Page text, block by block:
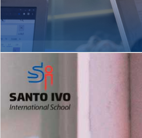
Matrículas Abertas 2026
2º AO 5º ANO